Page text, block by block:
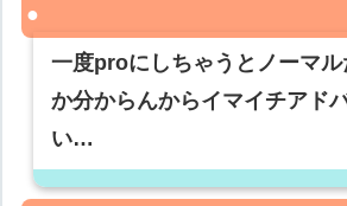
一度proにしちゃうとノーマル
か分からんからイマイチアド
い…